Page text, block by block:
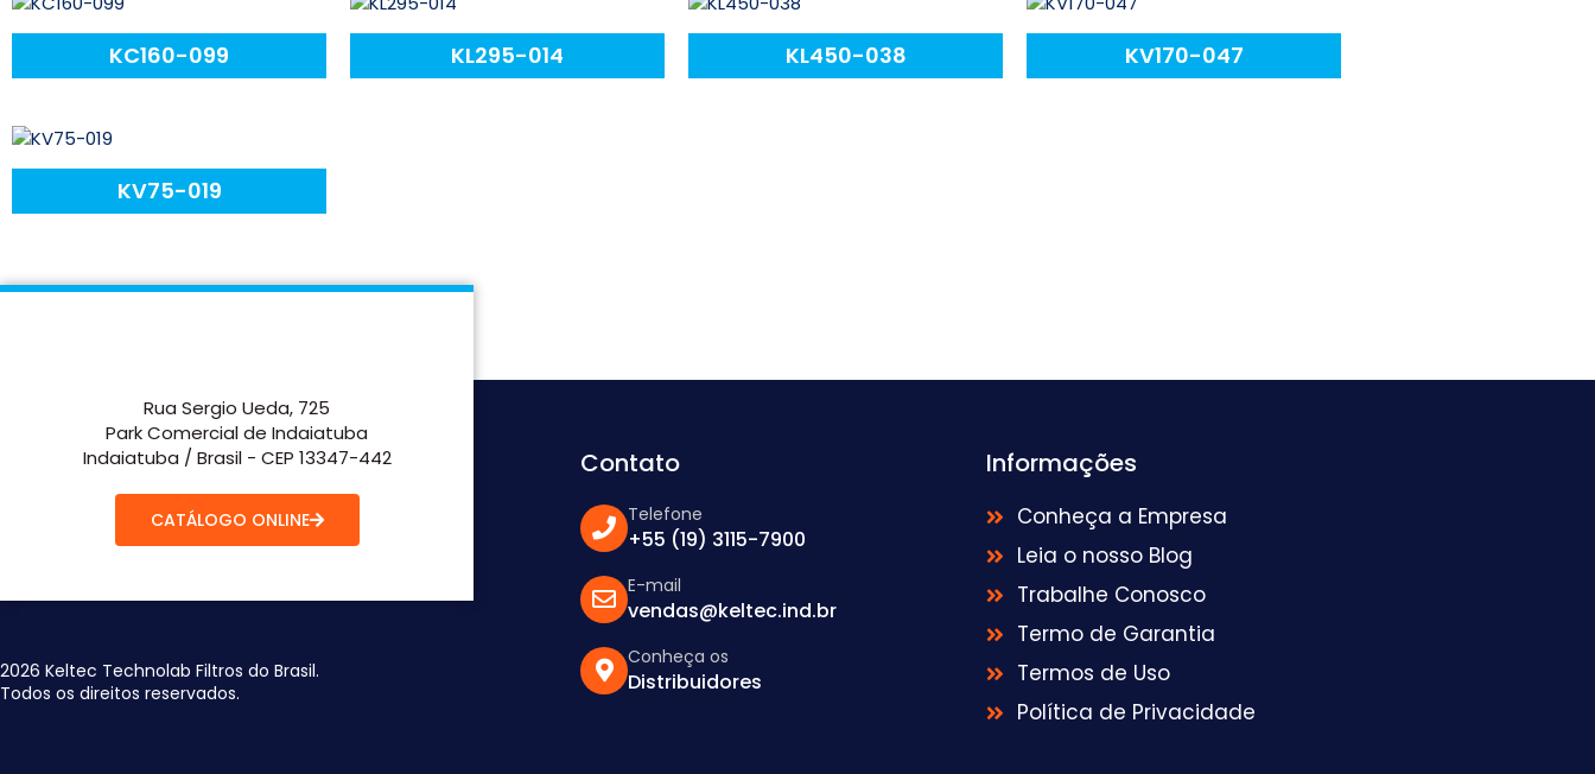
KC160-099 KL295-014 KL450-038 KV170-047
KV75-019
Rua Sergio Ueda, 725
Park Comercial de Indaiatuba
Indaiatuba / Brasil - CEP 13347-442
CATÁLOGO ONLINE
2026 Keltec Technolab Filtros do Brasil.
Todos os direitos reservados.
Contato
Telefone
+55 (19) 3115-7900
E-mail
vendas@keltec.ind.br
Conheça os
Distribuidores
Informações
Conheça a Empresa
Leia o nosso Blog
Trabalhe Conosco
Termo de Garantia
Termos de Uso
Política de Privacidade